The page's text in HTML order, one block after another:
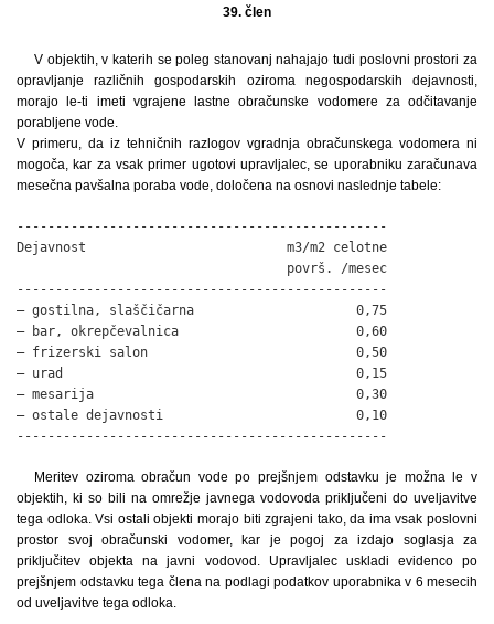
39. člen
V objektih, v katerih se poleg stanovanj nahajajo tudi poslovni prostori za
opravljanje različnih gospodarskih oziroma negospodarskih dejavnosti,
morajo le-ti imeti vgrajene lastne obračunske vodomere za odčitavanje
porabljene vode.
V primeru, da iz tehničnih razlogov vgradnja obračunskega vodomera ni
mogoča, kar za vsak primer ugotovi upravljalec, se uporabniku zaračunava
mesečna pavšalna poraba vode, določena na osnovi naslednje tabele:
------------------------------------------------
Dejavnost                          m3/m2 celotne
                                   površ. /mesec
------------------------------------------------
– gostilna, slaščičarna                     0,75
– bar, okrepčevalnica                       0,60
– frizerski salon                           0,50
– urad                                      0,15
– mesarija                                  0,30
– ostale dejavnosti                         0,10
------------------------------------------------
Meritev oziroma obračun vode po prejšnjem odstavku je možna le v
objektih, ki so bili na omrežje javnega vodovoda priključeni do uveljavitve
tega odloka. Vsi ostali objekti morajo biti zgrajeni tako, da ima vsak poslovni
prostor svoj obračunski vodomer, kar je pogoj za izdajo soglasja za
priključitev objekta na javni vodovod. Upravljalec uskladi evidenco po
prejšnjem odstavku tega člena na podlagi podatkov uporabnika v 6 mesecih
od uveljavitve tega odloka.